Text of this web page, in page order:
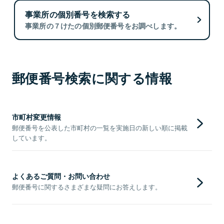
事業所の個別番号を検索する
事業所の７けたの個別郵便番号をお調べします。
郵便番号検索に関する情報
市町村変更情報
郵便番号を公表した市町村の一覧を実施日の新しい順に掲載
しています。
よくあるご質問・お問い合わせ
郵便番号に関するさまざまな疑問にお答えします。